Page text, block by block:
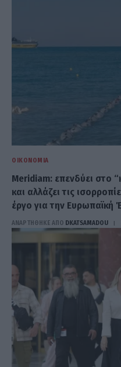
ΟΙΚΟΝΟΜΊΑ
Meridiam: επενδύει στο
και αλλάζει τις
έργο για την Ευρωπαϊκή
ΑΝΑΡΤΗΘΗΚΕ ΑΠΟ DKATSAMADOU